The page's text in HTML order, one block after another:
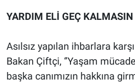
YARDIM ELİ GEÇ KALMASIN
Asılsız yapılan ihbarlara
Bakan Çiftçi, ‘’Yaşam
başka canımızın hakkına